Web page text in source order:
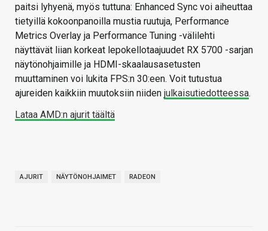
paitsi lyhyenä, myös tuttuna: Enhanced Sync voi aiheuttaa
tietyillä kokoonpanoilla mustia ruutuja, Performance
Metrics Overlay ja Performance Tuning -välilehti
näyttävät liian korkeat lepokellotaajuudet RX 5700 -sarjan
näytönohjaimille ja HDMI-skaalausasetusten
muuttaminen voi lukita FPS:n 30:een. Voit tutustua
ajureiden kaikkiin muutoksiin niiden julkaisutiedotteessa.
Lataa AMD:n ajurit täältä
AJURIT NÄYTÖNOHJAIMET RADEON